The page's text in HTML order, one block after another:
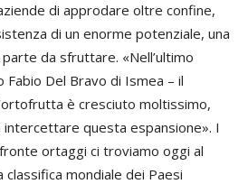
di approdare oltre confine,
di un enorme potenziale, una
da sfruttare. «Nell’ultimo
Fabio Del Bravo di Ismea – il
è cresciuto moltissimo,
intercettare questa espansione». I
ortaggi ci troviamo oggi al
mondiale dei Paesi